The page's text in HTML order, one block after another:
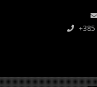
+385